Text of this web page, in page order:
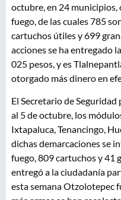
octubre, en 24 municipios,
fuego, de las cuales 785
cartuchos útiles y 699
acciones se ha entregado
025 pesos, y es
otorgado más dinero en
El Secretario de
al 5 de octubre, los
Ixtapaluca, Tenancingo,
dichas demarcaciones se
fuego, 809 cartuchos y 41
entregó a la ciudadanía
esta semana Otzolotepec